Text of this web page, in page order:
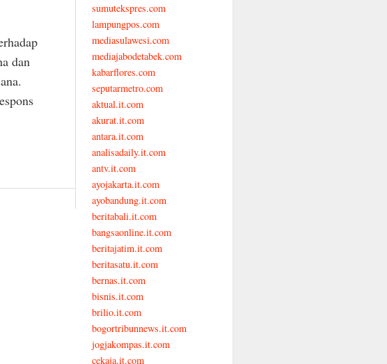
dan
sumutekspres.com
lampungpos.com
mediasulawesi.com
mediajabodetabek.com
kabarflores.com
seputarmetro.com
aktual.it.com
akurat.it.com
antara.it.com
analisadaily.it.com
antv.it.com
ayojakarta.it.com
ayobandung.it.com
beritabali.it.com
bangsaonline.it.com
beritajatim.it.com
beritasatu.it.com
bernas.it.com
bisnis.it.com
brilio.it.com
bogortribunnews.it.com
jogjakompas.it.com
cekaja.it.com